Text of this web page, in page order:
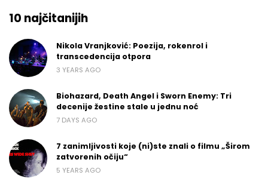
10 najčitanijih
Nikola Vranjković: Poezija, rokenrol i
transcedencija otpora
3 YEARS AGO
Biohazard, Death Angel i Sworn Enemy: Tri
decenije žestine stale u jednu noć
7 DAYS AGO
7 zanimljivosti koje (ni)ste znali o filmu „Širom
zatvorenih očiju“
5 YEARS AGO